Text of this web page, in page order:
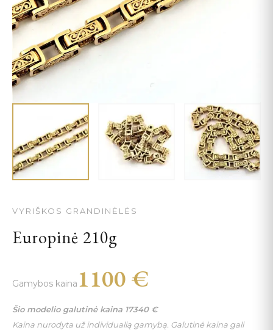
VYRIŠKOS GRANDINĖLĖS
Europinė 210g
Gamybos kaina 1100 €
Šio modelio galutinė kaina 17340 €
Kaina nurodyta už individualią gamybą. Galutinė kaina gali